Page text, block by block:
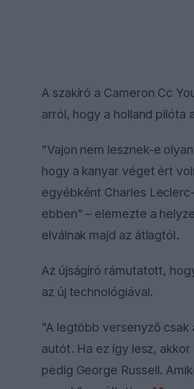
A szakíró a Cameron Cc
arról, hogy a holland pilóta
"Vajon nem lesznek-e
hogy a kanyar véget ért
egyébként Charles
ebben" – elemezte a
elválnak majd az átlagtól.
Az újságíró rámutatott,
az új technológiával.
"A legtöbb versenyző
autót. Ha ez így lesz,
pedig George Russell.